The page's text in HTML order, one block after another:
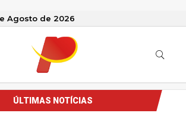
Agosto de 2026
ÚLTIMAS NOTÍCIAS